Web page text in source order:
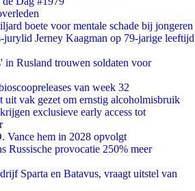
boete voor mentale schade bij jongeren
jurylid Jerney Kaagman op 79-jarige leeftijd
in Rusland trouwen soldaten voor
van week 32
uit vak gezet om ernstig alcoholmisbruik
exclusieve early access tot
Vance hem in 2028 opvolgt
Russische provocatie 250% meer
Sparta en Batavus, vraagt uitstel van